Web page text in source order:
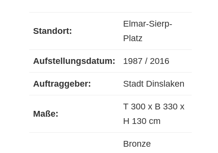
Standort:
Elmar-Sierp-
Platz
Aufstellungsdatum: 1987 / 2016
Auftraggeber: Stadt Dinslaken
Maße:
T 300 x B 330 x
H 130 cm
Bronze